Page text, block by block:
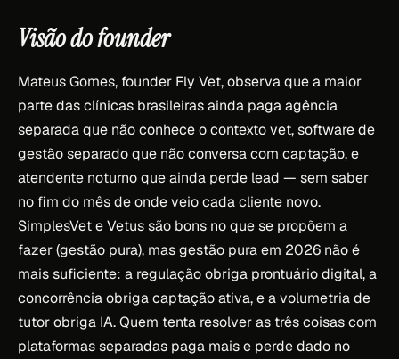
Visão do founder
Mateus Gomes, founder Fly Vet, observa que a maior
parte das clínicas brasileiras ainda paga agência
separada que não conhece o contexto vet, software de
gestão separado que não conversa com captação, e
atendente noturno que ainda perde lead — sem saber
no fim do mês de onde veio cada cliente novo.
SimplesVet e Vetus são bons no que se propõem a
fazer (gestão pura), mas gestão pura em 2026 não é
mais suficiente: a regulação obriga prontuário digital, a
concorrência obriga captação ativa, e a volumetria de
tutor obriga IA. Quem tenta resolver as três coisas com
plataformas separadas paga mais e perde dado no